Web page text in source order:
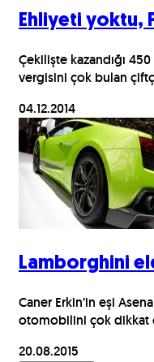
Ehliyeti yoktu,
Çekilişte kazandığı
vergisini çok bulan
04.12.2014
Lamborghini
Caner Erkin’in eşi
otomobilini çok dikkat
20.08.2015